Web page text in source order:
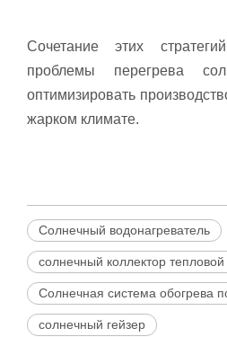
Сочетание этих
проблемы перегрева
оптимизировать
жарком климате.
Солнечный водонагреватель
солнечный коллектор
Солнечная система обогрева
солнечный гейзер